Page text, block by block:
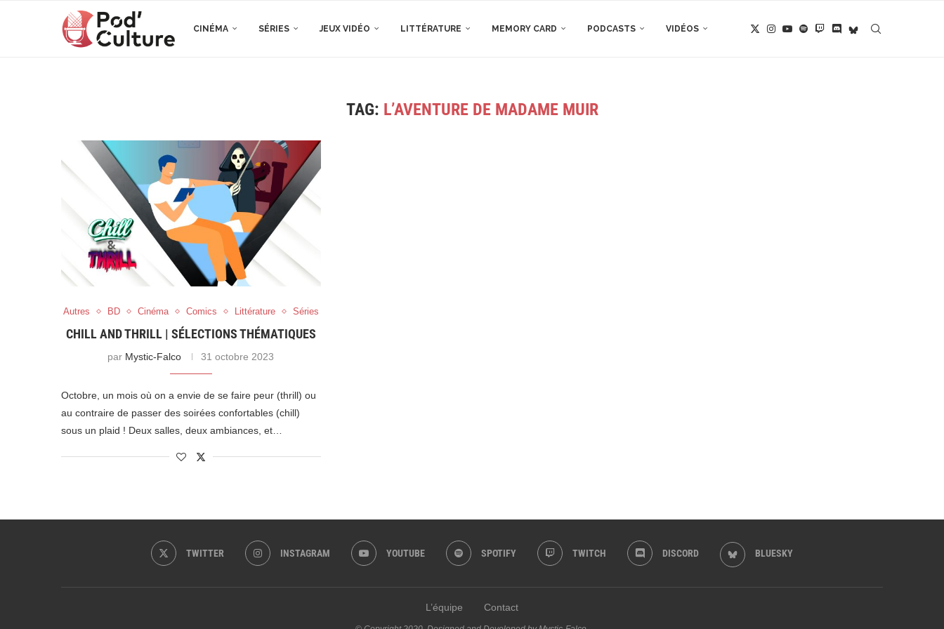
CINÉMA SÉRIES JEUX VIDÉO LITTÉRATURE MEMORY CARD PODCASTS VIDÉOS
TAG: L’AVENTURE DE MADAME MUIR
Autres BD Cinéma Comics Littérature Séries
CHILL AND THRILL | SÉLECTIONS THÉMATIQUES
par Mystic-Falco 31 octobre 2023
Octobre, un mois où on a envie de se faire peur (thrill) ou
au contraire de passer des soirées confortables (chill)
sous un plaid ! Deux salles, deux ambiances, et…
TWITTER INSTAGRAM YOUTUBE SPOTIFY TWITCH DISCORD BLUESKY
L’équipe Contact